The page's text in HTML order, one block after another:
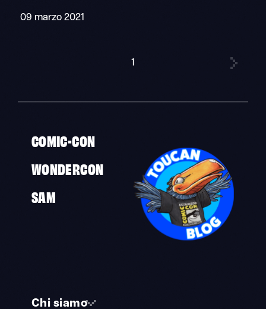
09 marzo 2021
1
COMIC-CON
WONDERCON
SAM
Chi siamo